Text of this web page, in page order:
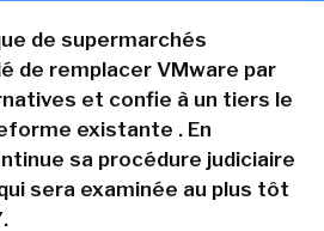
de supermarchés
de remplacer VMware par
et confie à un tiers le
existante . En
sa procédure judiciaire
sera examinée au plus tôt